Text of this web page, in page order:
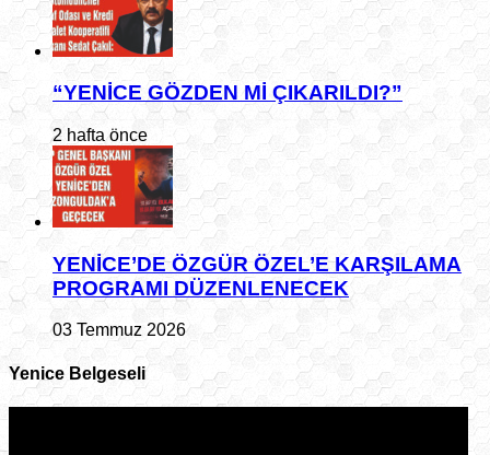
“YENİCE GÖZDEN Mİ ÇIKARILDI?”
2 hafta önce
YENİCE’DE ÖZGÜR ÖZEL’E KARŞILAMA
PROGRAMI DÜZENLENECEK
03 Temmuz 2026
Yenice Belgeseli